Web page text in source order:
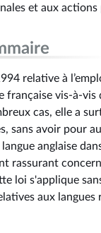
et aux
relative à
française vis-à-vis
cas, elle a
sans avoir pour
anglaise
rassurant
loi s'applique
aux langues